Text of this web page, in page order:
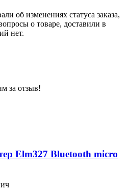
об изменениях статуса заказа,
о товаре, доставили в
нет.
за отзыв!
Elm327 Bluetooth micro